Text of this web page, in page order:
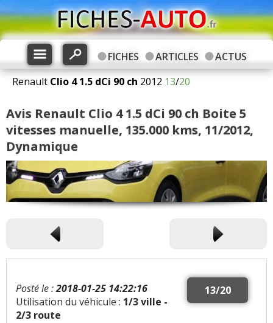
FICHES ARTICLES
ACTUS
Renault Clio 4 1.5 dCi 90 ch 2012 13/20
Avis Renault Clio 4 1.5 dCi 90 ch Boite 5
vitesses manuelle, 135.000 kms, 11/2012,
Dynamique
13/20
Posté le :2018-01-25 14:22:16
Utilisation du véhicule : 1/3 ville -
2/3 route